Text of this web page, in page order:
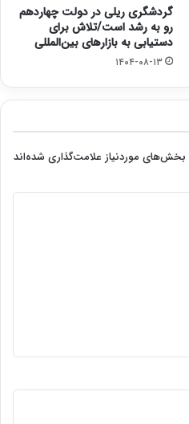
گردشگری ریلی در دولت چهاردهم
رو به رشد است/تلاش برای
دستیابی به بازارهای بین‌المللی
۱۴۰۴-۰۸-۱۳
بخش‌های موردنیاز علامت‌گذاری شده‌اند